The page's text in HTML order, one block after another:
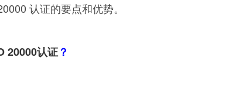
认证的要点和优势。
20000认证？